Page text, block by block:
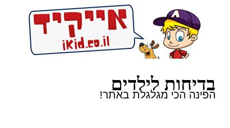
בדיחות לילדים
הפינה הכי מגלגלת באתר!